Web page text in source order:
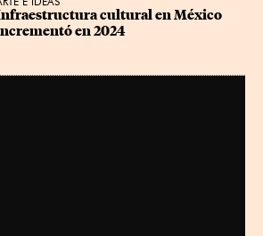
cultural en México
en 2024